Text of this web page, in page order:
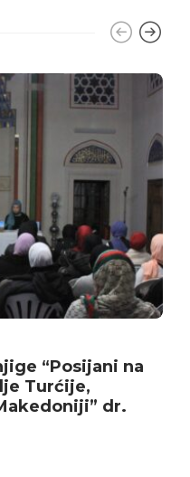
“Posijani na
Turćije,
dr.